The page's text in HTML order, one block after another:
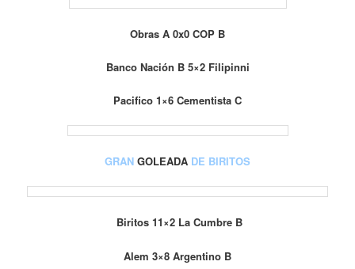
Obras A 0x0 COP B
Banco Nación B 5×2 Filipinni
Pacifico 1×6 Cementista C
GRAN GOLEADA DE BIRITOS
Biritos 11×2 La Cumbre B
Alem 3×8 Argentino B